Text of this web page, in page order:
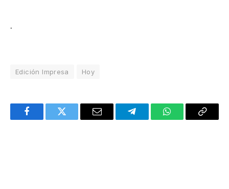
.
Edición Impresa Hoy
FacebookTwitter Email TelegramWhatsAppCopy